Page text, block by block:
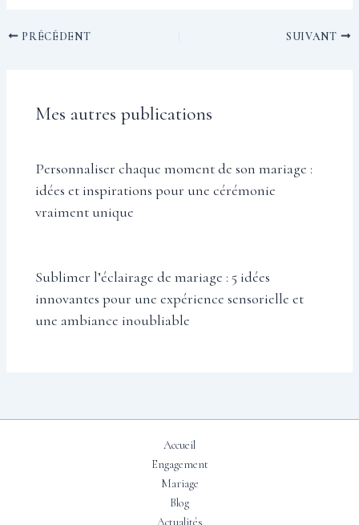
PRÉCÉDENT SUIVANT
Mes autres publications
Personnaliser chaque moment de son mariage :
idées et inspirations pour une cérémonie
vraiment unique
Sublimer l’éclairage de mariage : 5 idées
innovantes pour une expérience sensorielle et
une ambiance inoubliable
Accueil
Engagement
Mariage
Blog